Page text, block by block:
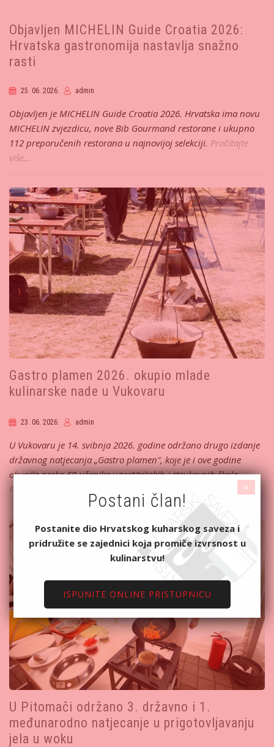
Objavljen MICHELIN Guide Croatia 2026:
Hrvatska gastronomija nastavlja snažno
rasti
25. 06. 2026. admin
Objavljen je MICHELIN Guide Croatia 2026. Hrvatska ima novu
MICHELIN zvjezdicu, nove Bib Gourmand restorane i ukupno
112 preporučenih restorana u najnovijoj selekciji. Pročitajte
više...
Gastro plamen 2026. okupio mlade
kulinarske nade u Vukovaru
23. 06. 2026. admin
U Vukovaru je 14. svibnja 2026. godine održano drugo izdanje
državnog natjecanja „Gastro plamen“, koje je i ove godine
okupilo preko 60 učenika ugostiteljskih i strukovnih škola…
Pročitajte više...
U Pitomači održano 3. državno i 1.
međunarodno natjecanje u prigotovljavanju
jela u woku
×
Postani član!
Postanite dio Hrvatskog kuharskog saveza i
pridružite se zajednici koja promiče izvrsnost u
kulinarstvu!
ISPUNITE ONLINE PRISTUPNICU